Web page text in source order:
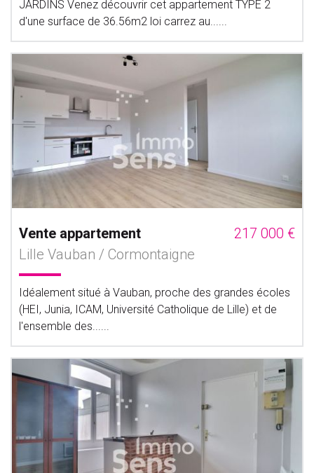
JARDINS Venez découvrir cet appartement TYPE 2
d'une surface de 36.56m2 loi carrez au......
Vente appartement
217 000 €
Lille Vauban / Cormontaigne
Idéalement situé à Vauban, proche des grandes écoles
(HEI, Junia, ICAM, Université Catholique de Lille) et de
l'ensemble des......